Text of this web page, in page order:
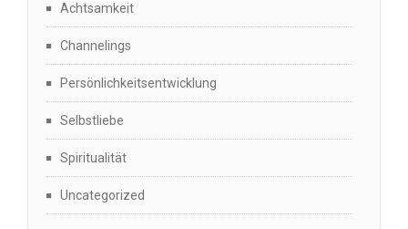
Achtsamkeit
Channelings
Persönlichkeitsentwicklung
Selbstliebe
Spiritualität
Uncategorized